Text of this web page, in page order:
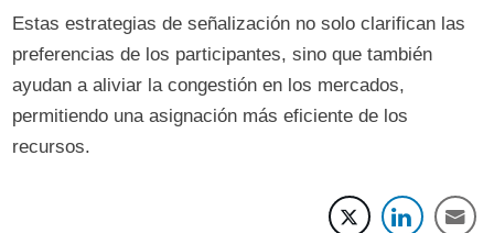
Estas estrategias de señalización no solo clarifican las
preferencias de los participantes, sino que también
ayudan a aliviar la congestión en los mercados,
permitiendo una asignación más eficiente de los
recursos.